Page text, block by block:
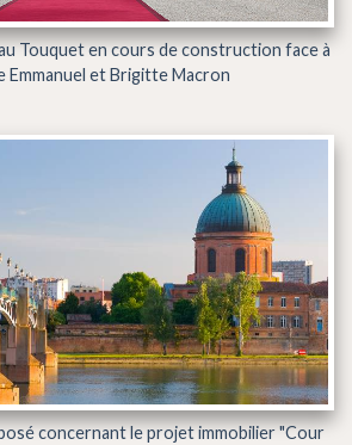
Touquet en cours de construction face à
Emmanuel et Brigitte Macron
concernant le projet immobilier "Cour